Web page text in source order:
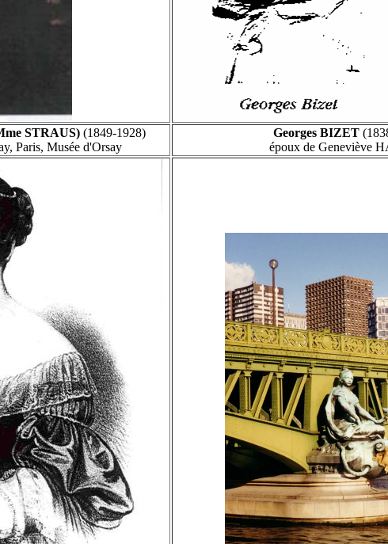
STRAUS) (1849-1928)
Paris, Musée d'Orsay
Georges BIZET
époux de Geneviève